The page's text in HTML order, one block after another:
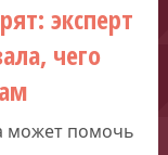
эксперт
чего
может помочь